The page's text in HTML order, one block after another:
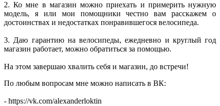
2. Ко мне в магазин можно приехать и примерить нужную
модель, я или мои помощники честно вам расскажем о
достоинствах и недостатках понравившегося велосипеда.
3. Даю гарантию на велосипеды, ежедневно и круглый год
магазин работает, можно обратиться за помощью.
На этом завершаю хвалить себя и магазин, до встречи!
По любым вопросам мне можно написать в ВК:
- https://vk.com/alexanderloktin